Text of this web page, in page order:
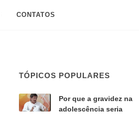
CONTATOS
TÓPICOS POPULARES
Por que a gravidez na
adolescência seria